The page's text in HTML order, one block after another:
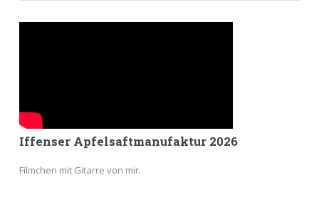
Iffenser Apfelsaftmanufaktur 2026
Filmchen mit Gitarre von mir.